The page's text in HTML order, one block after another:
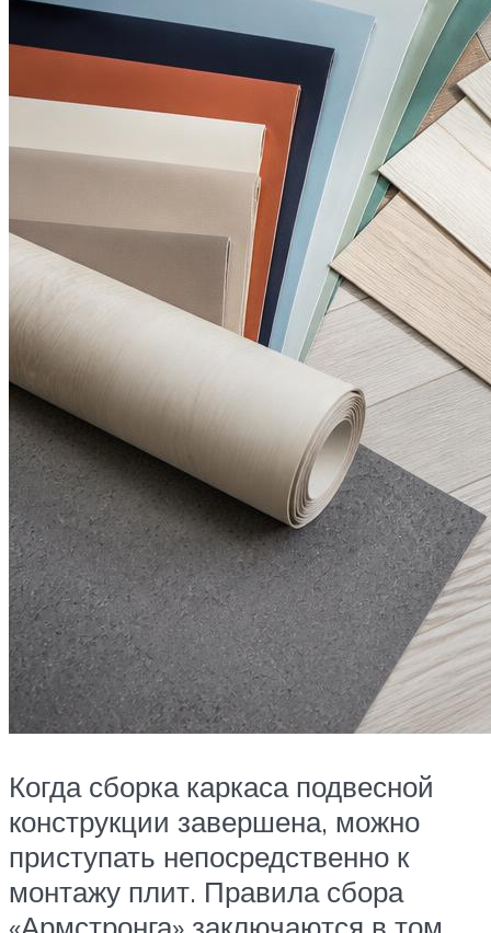
Когда сборка каркаса подвесной
конструкции завершена, можно
приступать непосредственно к
монтажу плит. Правила сбора
«Армстронга» заключаются в том,